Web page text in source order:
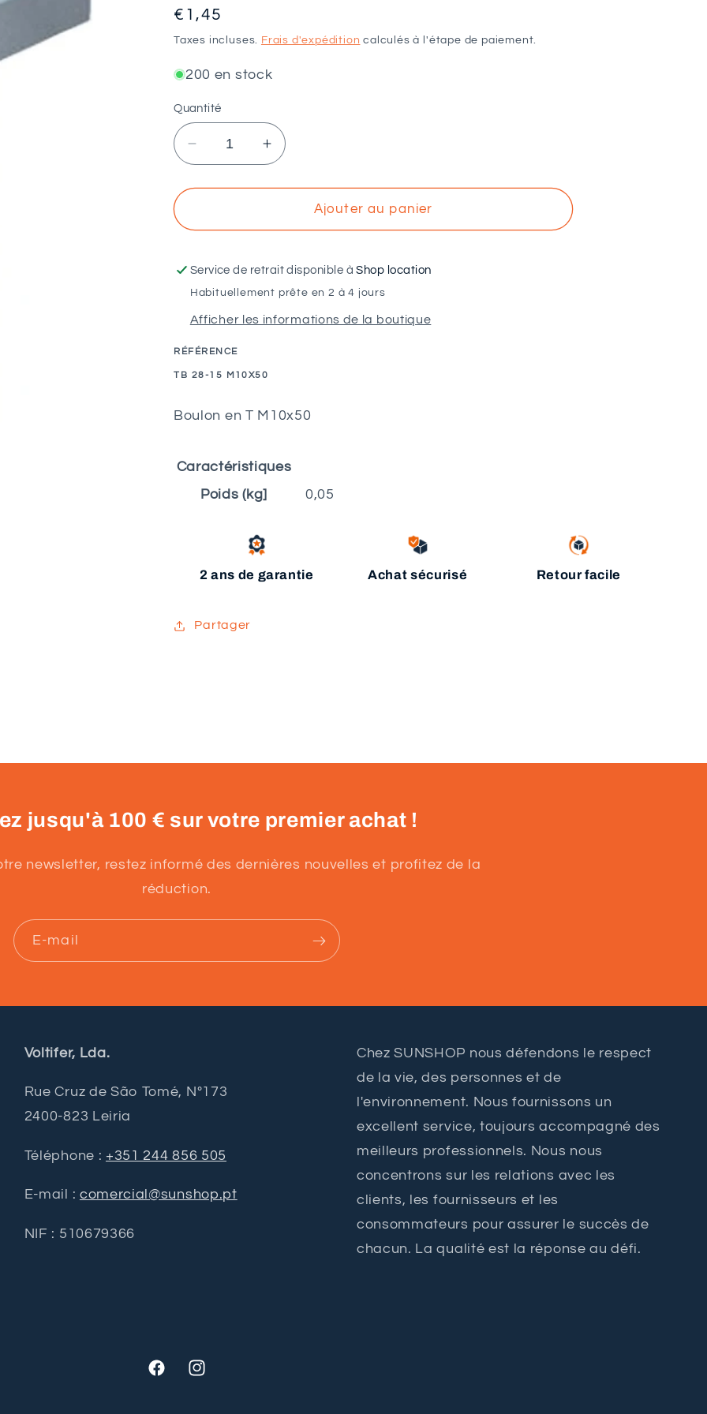
Prix
habituel
€1,45
Taxes incluses. Frais d'expédition calculés à l'étape de paiement.
200 en stock
Quantité
Réduire
la
quantité
Boulon
T
M10x50
Augmenter
la
quantité
Boulon
T
M10x50
Ajouter au panier
Service de retrait disponible àShop location
Habituellement prête en 2 à 4 jours
Afficher les informations de la boutique
RÉFÉRENCE
SKU:
TB 28-15 M10X50
Boulon en T M10x50
Caractéristiques
Poids (kg]
0,05
2 ans de garantie Achat sécurisé Retour facile
Partager
jusqu'à 100 € sur votre premier achat !
newsletter, restez informé des dernières nouvelles et profitez de la
réduction.
E-mail
Voltifer, Lda.
Rue Cruz de São Tomé, Nº173
2400-823 Leiria
Téléphone : +351 244 856 505
E-mail : comercial@sunshop.pt
NIF : 510679366
Chez SUNSHOP nous défendons le respect
de la vie, des personnes et de
l'environnement. Nous fournissons un
excellent service, toujours accompagné des
meilleurs professionnels. Nous nous
concentrons sur les relations avec les
clients, les fournisseurs et les
consommateurs pour assurer le succès de
chacun. La qualité est la réponse au défi.
FacebookInstagram